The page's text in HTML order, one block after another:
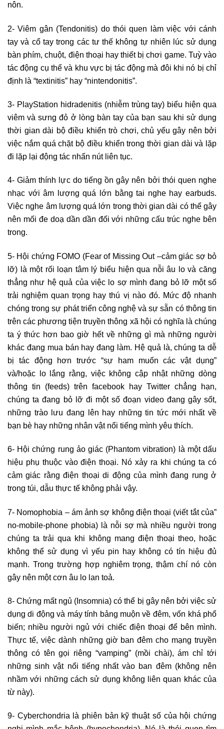
nôn.
2- Viêm gân (Tendonitis) do thói quen làm việc với cánh
tay và cổ tay trong các tư thế không tự nhiên lúc sử dụng
bàn phím, chuột, điện thoại hay thiết bị chơi game. Tuỳ vào
tác động cụ thể và khu vực bị tác động mà đôi khi nó bị chỉ
định là “textinitis” hay “nintendonitis”.
3- PlayStation hidradenitis (nhiễm trùng tay) biểu hiện qua
viêm và sưng đỏ ở lòng bàn tay của bạn sau khi sử dụng
thời gian dài bộ điều khiển trò chơi, chủ yếu gây nên bởi
việc nắm quá chặt bộ điều khiển trong thời gian dài và lặp
đi lặp lại động tác nhấn nút liên tục.
4- Giảm thính lực do tiếng ồn gây nên bởi thói quen nghe
nhạc với âm lượng quá lớn bằng tai nghe hay earbuds.
Việc nghe âm lượng quá lớn trong thời gian dài có thể gây
nên mối đe doạ dần dần đối với những cấu trúc nghe bên
trong.
5- Hội chứng FOMO (Fear of Missing Out –cảm giác sợ bỏ
lỡ) là một rối loạn tâm lý biểu hiện qua nỗi âu lo và căng
thẳng như hệ quả của việc lo sợ mình đang bỏ lỡ một số
trải nghiệm quan trọng hay thú vị nào đó. Mức độ nhanh
chóng trong sự phát triển công nghệ và sự sẵn có thông tin
trên các phương tiện truyền thông xã hội có nghĩa là chúng
ta ý thức hơn bao giờ hết về những gì mà những người
khác đang mua bán hay đang làm. Hệ quả là, chúng ta dễ
bị tác động hơn trước “sự ham muốn các vật dụng”
và/hoặc lo lắng rằng, việc không cập nhật những dòng
thông tin (feeds) trên facebook hay Twitter chẳng hạn,
chúng ta đang bỏ lỡ đi một số đoạn video đang gây sốt,
những trào lưu đang lên hay những tin tức mới nhất về
bạn bè hay những nhân vật nổi tiếng mình yêu thích.
6- Hội chứng rung ảo giác (Phantom vibration) là một dấu
hiệu phụ thuộc vào điện thoại. Nó xảy ra khi chúng ta có
cảm giác rằng điện thoại di động của mình đang rung ở
trong túi, dẫu thực tế không phải vậy.
7- Nomophobia – ám ảnh sợ không điện thoại (viết tắt của”
no-mobile-phone phobia) là nỗi sợ mà nhiều người trong
chúng ta trải qua khi không mang điện thoại theo, hoặc
không thể sử dụng vì yếu pin hay không có tín hiệu đủ
mạnh. Trong trường hợp nghiêm trọng, thậm chí nó còn
gây nên một cơn âu lo lan toả.
8- Chứng mất ngủ (Insomnia) có thể bị gây nên bởi việc sử
dụng di động và máy tính bảng muộn về đêm, vốn khá phổ
biến; nhiều người ngủ với chiếc điện thoại để bên mình.
Thực tế, việc dành những giờ ban đêm cho mạng truyền
thông có tên gọi riêng “vamping” (mồi chài), ám chỉ tới
những sinh vật nổi tiếng nhất vào ban đêm (không nên
nhầm với những cách sử dụng không liên quan khác của
từ này).
9- Cyberchondria là phiên bản kỹ thuật số của hội chứng